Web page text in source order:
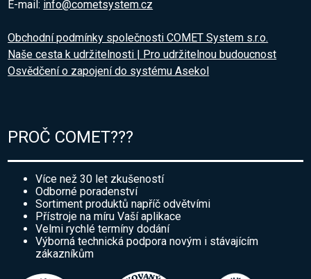
E-mail: info@cometsystem.cz
Obchodní podmínky společnosti COMET System s.r.o.
Naše cesta k udržitelnosti | Pro udržitelnou budoucnost
Osvědčení o zapojení do systému Asekol
PROČ COMET???
Více než 30 let zkušeností
Odborné poradenství
Sortiment produktů napříč odvětvími
Přístroje na míru Vaší aplikace
Velmi rychlé termíny dodání
Výborná technická podpora novým i stávajícím
zákazníkům